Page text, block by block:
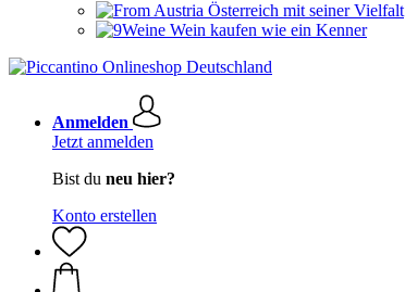
Österreich mit seiner Vielfalt
Wein kaufen wie ein Kenner
Anmelden
Jetzt anmelden
Bist du neu hier?
Konto erstellen